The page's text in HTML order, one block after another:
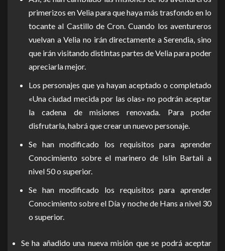
primerizos en Velia para que haya más trasfondo en lo
tocante al Castillo de Cron. Cuando los aventureros
vuelvan a Velia no irán directamente a Serendia, sino
que irán visitando distintas partes de Velia para poder
apreciarla mejor.
Los personajes que ya hayan aceptado o completado
«Una ciudad mecida por las olas» no podrán aceptar
la cadena de misiones renovada. Para poder
disfrutarla, habrá que crear un nuevo personaje.
Se han modificado los requisitos para aprender
Conocimiento sobre el marinero de Islin Bartali a
nivel 50 o superior.
Se han modificado los requisitos para aprender
Conocimiento sobre el Día y noche de Hans a nivel 30
o superior.
Se ha añadido una nueva misión que se podrá aceptar